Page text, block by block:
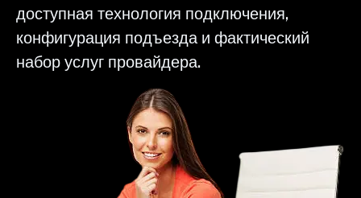
доступная технология подключения,
конфигурация подъезда и фактический
набор услуг провайдера.